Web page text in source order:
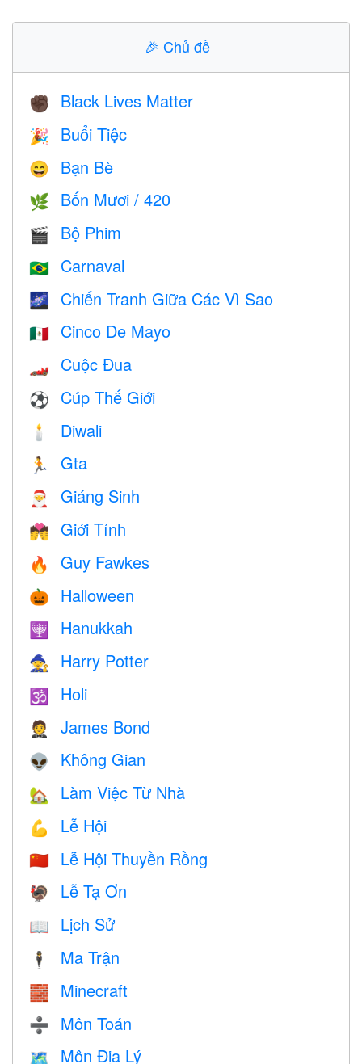
🎉 Chủ đề
✊🏿 Black Lives Matter
🎉 Buổi Tiệc
😄 Bạn Bè
🌿 Bốn Mươi / 420
🎬 Bộ Phim
🇧🇷 Carnaval
🌌 Chiến Tranh Giữa Các Vì Sao
🇲🇽 Cinco De Mayo
🏎 Cuộc Đua
⚽ Cúp Thế Giới
🕯 Diwali
🏃 Gta
🎅 Giáng Sinh
💏 Giới Tính
🔥 Guy Fawkes
🎃 Halloween
🕎 Hanukkah
🧙 Harry Potter
🕉 Holi
🤵 James Bond
👽 Không Gian
🏡 Làm Việc Từ Nhà
💪 Lễ Hội
🇨🇳 Lễ Hội Thuyền Rồng
🦃 Lễ Tạ Ơn
📖 Lịch Sử
🕴️ Ma Trận
🧱 Minecraft
➗ Môn Toán
🗺 Môn Địa Lý